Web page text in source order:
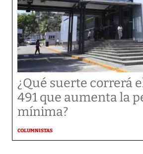
¿Qué suerte correrá
491 que aumenta la
mínima?
COLUMNISTAS